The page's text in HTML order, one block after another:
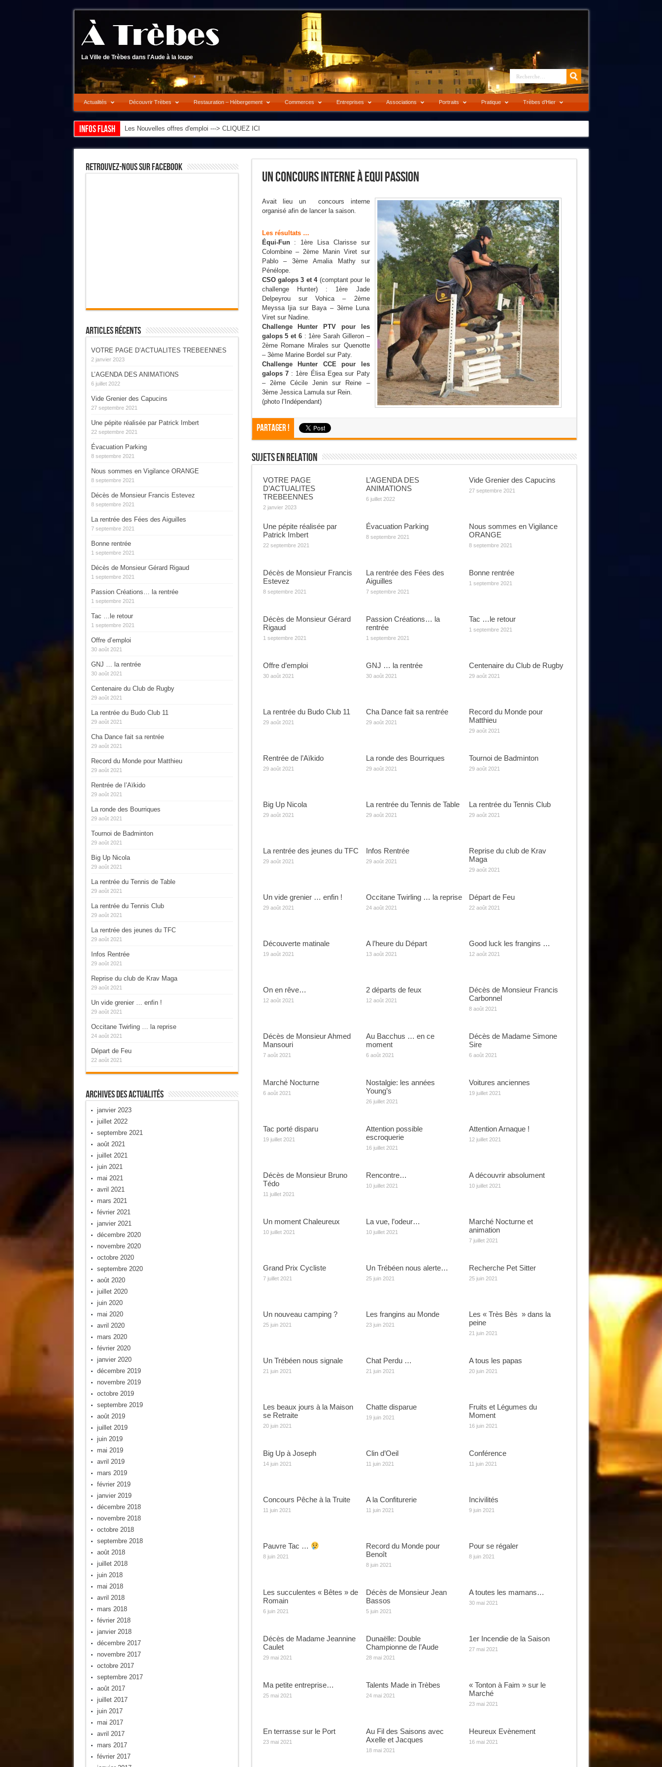
La Ville de Trèbes dans l'Aude à la loupe
Actualités Découvrir Trèbes Restauration – Hébergement Commerces Entreprises Associations Portraits Pratique Trèbes d’Hier
Infos flash Les Nouvelles offres d'emploi ---> CLIQUEZ ICI
Un Concours Interne À Equi Passion
Avait lieu un concours interne
organisé afin de lancer la saison.
Les résultats …
Équi-Fun: 1ère Lisa Clarisse sur
Colombine – 2ème Manin Viret sur
Pablo – 3ème Amalia Mathy sur
Pénélope.
CSO galops 3 et 4(comptant pour le
challenge Hunter) : 1ère Jade
Delpeyrou sur Vohica – 2ème
Meyssa Ijia sur Baya – 3ème Luna
Viret sur Nadine.
Challenge Hunter PTV pour les
galops 5 et 6: 1ère Sarah Gilleron –
2ème Romane Mirales sur Quenotte
– 3ème Marine Bordel sur Paty.
Challenge Hunter CCE pour les
galops 7: 1ère Élisa Egea sur Paty
– 2ème Cécile Jenin sur Reine –
3ème Jessica Lamula sur Rein.
(photo l’Indépendant)
Partager !
Sujets En Relation
VOTRE PAGE
D’ACTUALITES
TREBEENNES
2 janvier 2023
L’AGENDA DES
ANIMATIONS
6 juillet 2022
Vide Grenier des Capucins
27 septembre 2021
Une pépite réalisée par
Patrick Imbert
22 septembre 2021
Évacuation Parking
8 septembre 2021
Nous sommes en Vigilance
ORANGE
8 septembre 2021
Décès de Monsieur Francis
Estevez
8 septembre 2021
La rentrée des Fées des
Aiguilles
7 septembre 2021
Bonne rentrée
1 septembre 2021
Décès de Monsieur Gérard
Rigaud
1 septembre 2021
Passion Créations… la
rentrée
1 septembre 2021
Tac …le retour
1 septembre 2021
Offre d’emploi
30 août 2021
GNJ … la rentrée
30 août 2021
Centenaire du Club de Rugby
29 août 2021
La rentrée du Budo Club 11
29 août 2021
Cha Dance fait sa rentrée
29 août 2021
Record du Monde pour
Matthieu
29 août 2021
Rentrée de l’Aïkido
29 août 2021
La ronde des Bourriques
29 août 2021
Tournoi de Badminton
29 août 2021
Big Up Nicola
29 août 2021
La rentrée du Tennis de Table
29 août 2021
La rentrée du Tennis Club
29 août 2021
La rentrée des jeunes du TFC
29 août 2021
Infos Rentrée
29 août 2021
Reprise du club de Krav
Maga
29 août 2021
Un vide grenier … enfin !
29 août 2021
Occitane Twirling … la reprise
24 août 2021
Départ de Feu
22 août 2021
Découverte matinale
19 août 2021
A l’heure du Départ
13 août 2021
Good luck les frangins …
12 août 2021
On en rêve…
12 août 2021
2 départs de feux
12 août 2021
Décès de Monsieur Francis
Carbonnel
8 août 2021
Décès de Monsieur Ahmed
Mansouri
7 août 2021
Au Bacchus … en ce
moment
6 août 2021
Décès de Madame Simone
Sire
6 août 2021
Marché Nocturne
6 août 2021
Nostalgie: les années
Young’s
26 juillet 2021
Voitures anciennes
19 juillet 2021
Tac porté disparu
19 juillet 2021
Attention possible
escroquerie
16 juillet 2021
Attention Arnaque !
12 juillet 2021
Décès de Monsieur Bruno
Tédo
11 juillet 2021
Rencontre…
10 juillet 2021
A découvrir absolument
10 juillet 2021
Un moment Chaleureux
10 juillet 2021
La vue, l’odeur…
10 juillet 2021
Marché Nocturne et
animation
7 juillet 2021
Grand Prix Cycliste
7 juillet 2021
Un Trébéen nous alerte…
25 juin 2021
Recherche Pet Sitter
25 juin 2021
Un nouveau camping ?
25 juin 2021
Les frangins au Monde
23 juin 2021
Les « Très Bès » dans la
peine
21 juin 2021
Un Trébéen nous signale
21 juin 2021
Chat Perdu …
21 juin 2021
A tous les papas
20 juin 2021
Les beaux jours à la Maison
se Retraite
20 juin 2021
Chatte disparue
19 juin 2021
Fruits et Légumes du
Moment
16 juin 2021
Big Up à Joseph
14 juin 2021
Clin d’Oeil
11 juin 2021
Conférence
11 juin 2021
Concours Pêche à la Truite
11 juin 2021
A la Confiturerie
11 juin 2021
Incivilités
9 juin 2021
Pauvre Tac …
8 juin 2021
Record du Monde pour
Benoît
8 juin 2021
Pour se régaler
8 juin 2021
Les succulentes « Bêtes » de
Romain
6 juin 2021
Décès de Monsieur Jean
Bassos
5 juin 2021
A toutes les mamans…
30 mai 2021
Décès de Madame Jeannine
Caulet
29 mai 2021
Dunaëlle: Double
Championne de l’Aude
28 mai 2021
1er Incendie de la Saison
27 mai 2021
Ma petite entreprise…
25 mai 2021
Talents Made in Trèbes
24 mai 2021
« Tonton à Faim » sur le
Marché
23 mai 2021
En terrasse sur le Port
23 mai 2021
Au Fil des Saisons avec
Axelle et Jacques
18 mai 2021
Heureux Evènement
16 mai 2021
Retrouvez-Nous Sur Facebook
Articles Récents
VOTRE PAGE D’ACTUALITES TREBEENNES
2 janvier 2023
L’AGENDA DES ANIMATIONS
6 juillet 2022
Vide Grenier des Capucins
27 septembre 2021
Une pépite réalisée par Patrick Imbert
22 septembre 2021
Évacuation Parking
8 septembre 2021
Nous sommes en Vigilance ORANGE
8 septembre 2021
Décès de Monsieur Francis Estevez
8 septembre 2021
La rentrée des Fées des Aiguilles
7 septembre 2021
Bonne rentrée
1 septembre 2021
Décès de Monsieur Gérard Rigaud
1 septembre 2021
Passion Créations… la rentrée
1 septembre 2021
Tac …le retour
1 septembre 2021
Offre d’emploi
30 août 2021
GNJ … la rentrée
30 août 2021
Centenaire du Club de Rugby
29 août 2021
La rentrée du Budo Club 11
29 août 2021
Cha Dance fait sa rentrée
29 août 2021
Record du Monde pour Matthieu
29 août 2021
Rentrée de l’Aïkido
29 août 2021
La ronde des Bourriques
29 août 2021
Tournoi de Badminton
29 août 2021
Big Up Nicola
29 août 2021
La rentrée du Tennis de Table
29 août 2021
La rentrée du Tennis Club
29 août 2021
La rentrée des jeunes du TFC
29 août 2021
Infos Rentrée
29 août 2021
Reprise du club de Krav Maga
29 août 2021
Un vide grenier … enfin !
29 août 2021
Occitane Twirling … la reprise
24 août 2021
Départ de Feu
22 août 2021
Archives Des Actualités
janvier 2023
juillet 2022
septembre 2021
août 2021
juillet 2021
juin 2021
mai 2021
avril 2021
mars 2021
février 2021
janvier 2021
décembre 2020
novembre 2020
octobre 2020
septembre 2020
août 2020
juillet 2020
juin 2020
mai 2020
avril 2020
mars 2020
février 2020
janvier 2020
décembre 2019
novembre 2019
octobre 2019
septembre 2019
août 2019
juillet 2019
juin 2019
mai 2019
avril 2019
mars 2019
février 2019
janvier 2019
décembre 2018
novembre 2018
octobre 2018
septembre 2018
août 2018
juillet 2018
juin 2018
mai 2018
avril 2018
mars 2018
février 2018
janvier 2018
décembre 2017
novembre 2017
octobre 2017
septembre 2017
août 2017
juillet 2017
juin 2017
mai 2017
avril 2017
mars 2017
février 2017